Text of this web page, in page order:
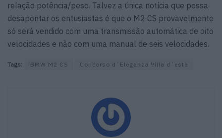
relação potência/peso. Talvez a única notícia que possa
desapontar os entusiastas é que o M2 CS provavelmente
só será vendido com uma transmissão automática de oito
velocidades e não com uma manual de seis velocidades.
Tags: BMW M2 CS Concorso d´Eleganza Villa d´este